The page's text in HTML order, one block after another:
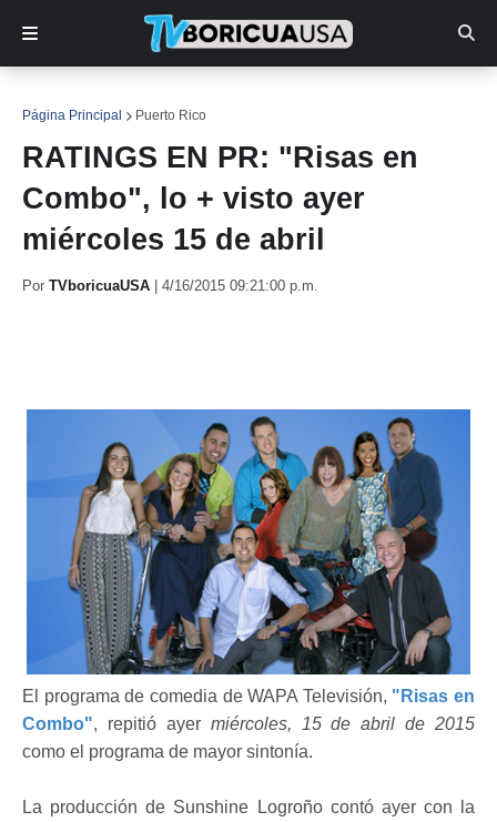
Página Principal Puerto Rico
RATINGS EN PR: "Risas en
Combo", lo + visto ayer
miércoles 15 de abril
Por TVboricuaUSA 4/16/2015 09:21:00 p.m.
El programa de comedia de WAPA Televisión, "Risas en
Combo", repitió ayer miércoles, 15 de abril de 2015
como el programa de mayor sintonía.
La producción de Sunshine Logroño contó ayer con la